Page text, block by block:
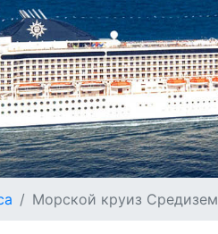
Морской круиз